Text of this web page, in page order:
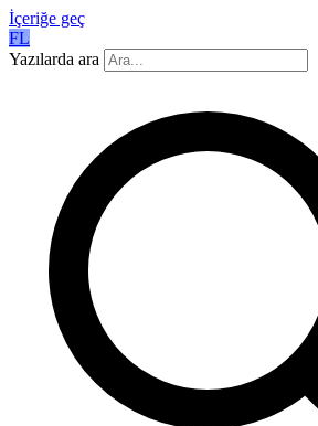
İçeriğe geç
FL
Yazılarda ara